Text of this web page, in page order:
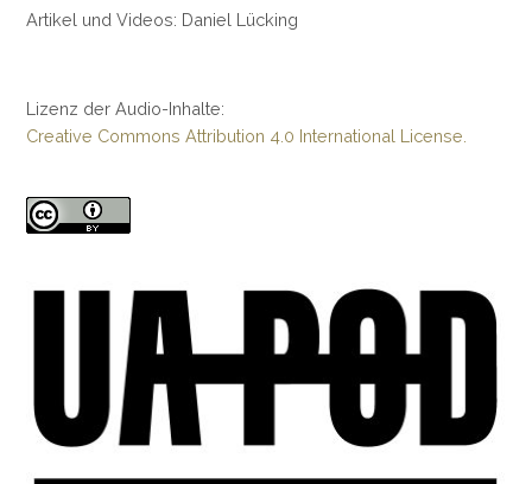
Artikel und Videos: Daniel Lücking
Lizenz der Audio-Inhalte:
Creative Commons Attribution 4.0 International License.